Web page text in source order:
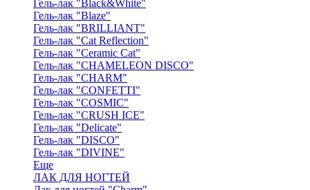
Гель-лак "Black&White"
Гель-лак "Blaze"
Гель-лак "BRILLIANT"
Гель-лак "Cat Reflection"
Гель-лак "Ceramic Cat"
Гель-лак "CHAMELEON DISCO"
Гель-лак "CHARM"
Гель-лак "CONFETTI"
Гель-лак "COSMIC"
Гель-лак "CRUSH ICE"
Гель-лак "Delicate"
Гель-лак "DISCO"
Гель-лак "DIVINE"
Еще
ЛАК ДЛЯ НОГТЕЙ